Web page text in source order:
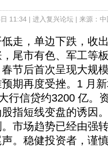
11:34 | 进入复兴论坛| 来源：
，单边下跌，收
尾市有色、军工等
节后首次呈现大规
期再度受挫。1 月
行信贷约3200 亿。
指短线变盘的诱因
市场趋势已经由强
。稳健投资者，谨